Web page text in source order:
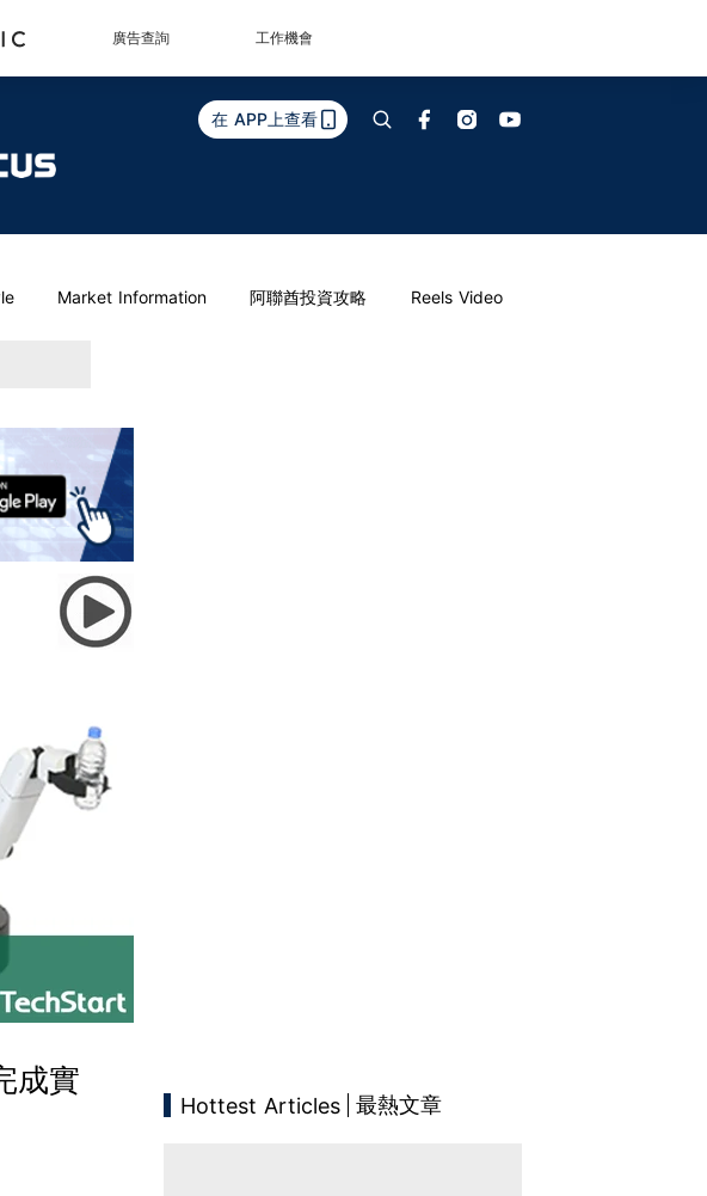
廣告查詢 工作機會
在 APP上查看
Market Information 阿聯酋投資攻略 Reels Video
成實
Hottest Articles 最熱文章